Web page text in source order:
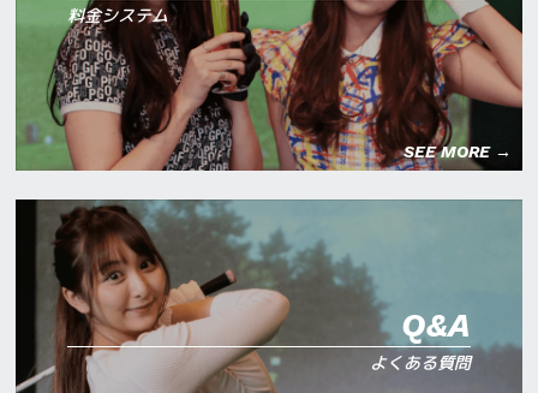
料金システム
SEE MORE →
Q&A
よくある質問